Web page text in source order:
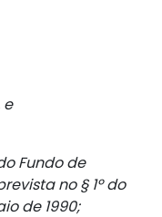
e
Fundo de
no § 1º do
de 1990;